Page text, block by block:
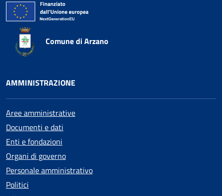
Comune di Arzano
AMMINISTRAZIONE
Aree amministrative
Documenti e dati
Enti e fondazioni
Organi di governo
Personale amministrativo
Politici